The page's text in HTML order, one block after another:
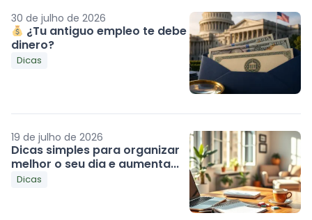
30 de julho de 2026
¿Tu antiguo empleo te debe
dinero?
Dicas
19 de julho de 2026
Dicas simples para organizar
melhor o seu dia e aumenta...
Dicas